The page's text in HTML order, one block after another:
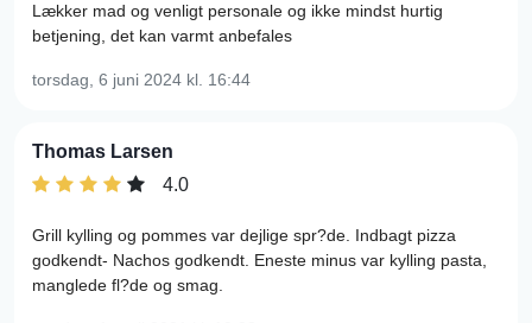
Lækker mad og venligt personale og ikke mindst hurtig
betjening, det kan varmt anbefales
torsdag, 6 juni 2024 kl. 16:44
Thomas Larsen
4.0
Grill kylling og pommes var dejlige spr?de. Indbagt pizza
godkendt- Nachos godkendt. Eneste minus var kylling pasta,
manglede fl?de og smag.